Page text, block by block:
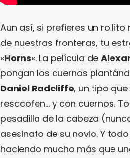
Aun así, si prefieres un
de nuestras fronteras, tu
«Horns«. La película de
pongan los cuernos
Daniel Radcliffe, un tipo
resacofen… y con cuernos.
pesadilla de la cabeza
asesinato de su novio. Y
haciendo mucho más que